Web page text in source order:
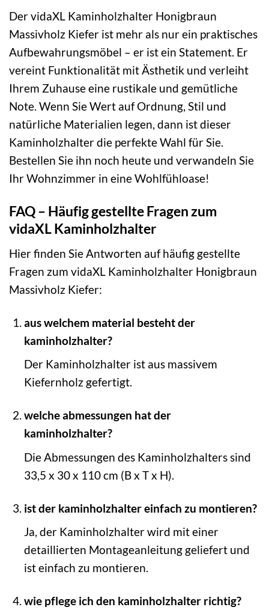
Der vidaXL Kaminholzhalter Honigbraun
Massivholz Kiefer ist mehr als nur ein praktisches
Aufbewahrungsmöbel – er ist ein Statement. Er
vereint Funktionalität mit Ästhetik und verleiht
Ihrem Zuhause eine rustikale und gemütliche
Note. Wenn Sie Wert auf Ordnung, Stil und
natürliche Materialien legen, dann ist dieser
Kaminholzhalter die perfekte Wahl für Sie.
Bestellen Sie ihn noch heute und verwandeln Sie
Ihr Wohnzimmer in eine Wohlfühloase!
FAQ – Häufig gestellte Fragen zum
vidaXL Kaminholzhalter
Hier finden Sie Antworten auf häufig gestellte
Fragen zum vidaXL Kaminholzhalter Honigbraun
Massivholz Kiefer:
aus welchem material besteht der
kaminholzhalter?
Der Kaminholzhalter ist aus massivem
Kiefernholz gefertigt.
welche abmessungen hat der
kaminholzhalter?
Die Abmessungen des Kaminholzhalters sind
33,5 x 30 x 110 cm (B x T x H).
ist der kaminholzhalter einfach zu montieren?
Ja, der Kaminholzhalter wird mit einer
detaillierten Montageanleitung geliefert und
ist einfach zu montieren.
wie pflege ich den kaminholzhalter richtig?